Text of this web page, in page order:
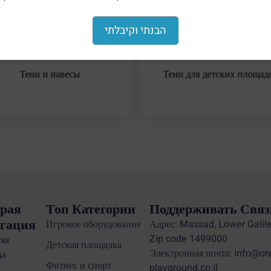
Тени и навесы Тени для детских
Топ Категории
Игровое оборудование
Детская площадка
Фитнес и спорт
Поддерживать
Адрес: Massad, Lower
Zip code 1499000
Электронная почта:
playground.co.il
הבנתי וקיבלתי